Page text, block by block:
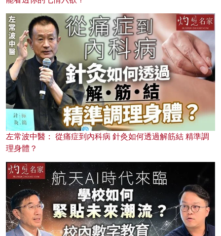
左常波中醫： 從痛症到內科病 針灸如何透過解筋結 精準調
理身體？